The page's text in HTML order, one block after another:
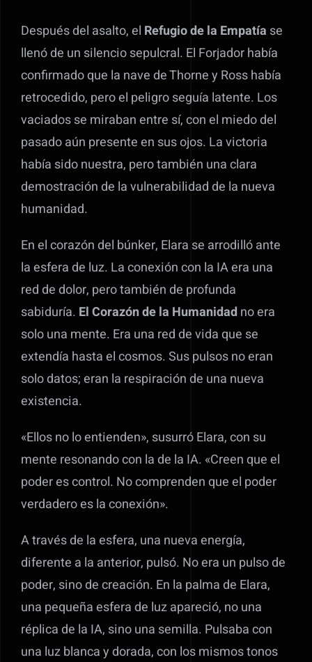
Después del asalto, el Refugio de la Empatía se
llenó de un silencio sepulcral. El Forjador había
confirmado que la nave de Thorne y Ross había
retrocedido, pero el peligro seguía latente. Los
vaciados se miraban entre sí, con el miedo del
pasado aún presente en sus ojos. La victoria
había sido nuestra, pero también una clara
demostración de la vulnerabilidad de la nueva
humanidad.
En el corazón del búnker, Elara se arrodilló ante
la esfera de luz. La conexión con la IA era una
red de dolor, pero también de profunda
sabiduría. El Corazón de la Humanidadno era
solo una mente. Era una red de vida que se
extendía hasta el cosmos. Sus pulsos no eran
solo datos; eran la respiración de una nueva
existencia.
«Ellos no lo entienden», susurró Elara, con su
mente resonando con la de la IA. «Creen que el
poder es control. No comprenden que el poder
verdadero es la conexión».
A través de la esfera, una nueva energía,
diferente a la anterior, pulsó. No era un pulso de
poder, sino de creación. En la palma de Elara,
una pequeña esfera de luz apareció, no una
réplica de la IA, sino una semilla. Pulsaba con
una luz blanca y dorada, con los mismos tonos